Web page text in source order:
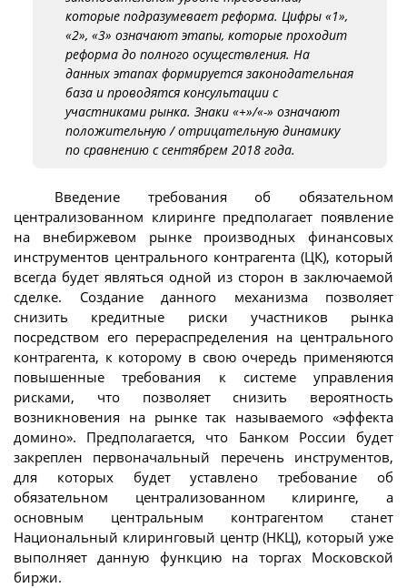
которые подразумевает реформа. Цифры «1»,
«2», «3» означают этапы, которые проходит
реформа до полного осуществления. На
данных этапах формируется законодательная
база и проводятся консультации с
участниками рынка. Знаки «+»/«-» означают
положительную / отрицательную динамику
по сравнению с сентябрем 2018 года.
Введение требования об обязательном
централизованном клиринге предполагает появление
на внебиржевом рынке производных финансовых
инструментов центрального контрагента (ЦК), который
всегда будет являться одной из сторон в заключаемой
сделке. Создание данного механизма позволяет
снизить кредитные риски участников рынка
посредством его перераспределения на центрального
контрагента, к которому в свою очередь применяются
повышенные требования к системе управления
рисками, что позволяет снизить вероятность
возникновения на рынке так называемого «эффекта
домино». Предполагается, что Банком России будет
закреплен первоначальный перечень инструментов,
для которых будет уставлено требование об
обязательном централизованном клиринге, а
основным центральным контрагентом станет
Национальный клиринговый центр (НКЦ), который уже
выполняет данную функцию на торгах Московской
биржи.